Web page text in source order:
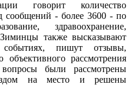
говорит количество
сообщений - более 3600 - по
здравоохранение,
также высказывают
пишут отзывы,
рассмотрения
были рассмотрены
на место и решены